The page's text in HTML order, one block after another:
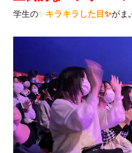
学生の✨キラキラした目✨がま